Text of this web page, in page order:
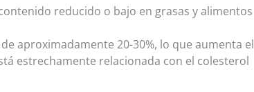
reducido o bajo en grasas y alimentos
aproximadamente 20-30%, lo que aumenta el
estrechamente relacionada con el colesterol